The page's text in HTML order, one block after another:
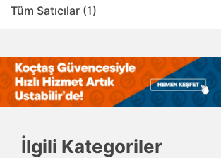
Tüm Satıcılar (1)
İlgili Kategoriler